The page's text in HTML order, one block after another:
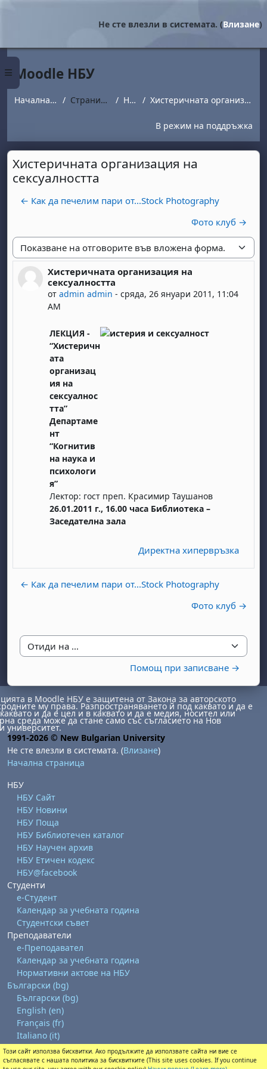
Страничен панел
Не сте влезли в системата. (Влизане)
Moodle НБУ
Начална страница Страници от сайта Новини Хистеричната организация на сексуалността
В режим на поддръжка
Хистеричната организация на
сексуалността
← Как да печелим пари от...Stock Photography
Фото клуб →
Начин на показване
Хистеричната организация на
сексуалността
отadmin admin -сряда, 26 януари 2011, 11:04
AM
Number of replies: 0
ЛЕКЦИЯ -
“Хистеричн
ата
организац
ия на
сексуалнос
тта”
Департаме
нт
“Когнитив
на наука и
психологи
я”
Лектор: гост преп. Красимир Таушанов
26.01.2011 г., 16.00 часа Библиотека –
Заседателна зала
Директна хипервръзка
← Как да печелим пари от...Stock Photography
Фото клуб →
Отиди на ...
Помощ при записване →
1 август
неделя, 2 август
6 август
август8 август
неделя, 9 август
август
август
22 август
неделя, 23 август
август
август
29 август
неделя, 30 август
в Moodle НБУ е защитена от Закона за авторското
му права. Разпространяването й под каквато и да е
и да е цел и в каквато и да е медия, носител или
среда може да стане само със съгласието на Нов
университет.
1991-2026 © New Bulgarian University
Не сте влезли в системата. (Влизане)
Начална страница
НБУ
НБУ Сайт
НБУ Новини
НБУ Поща
НБУ Библиотечен каталог
НБУ Научен архив
НБУ Етичен кодекс
НБУ@facebook
Студенти
е-Студент
Календар за учебната година
Студентски съвет
Преподаватели
е-Преподавател
Календар за учебната година
Нормативни актове на НБУ
Български ‎(bg)‎
Български ‎(bg)‎
English ‎(en)‎
Français ‎(fr)‎
Italiano ‎(it)‎
Изтегляне на мобилно приложение
Този сайт използва бисквитки. Ако продължите да използвате сайта ни вие се
съгласявате с нашата политика за бисквитките (This site uses cookies. If you continue